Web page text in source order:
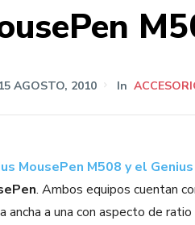
15 AGOSTO, 2010 In
MousePen M508 y el
. Ambos equipos cuentan
ancha a una con aspecto de